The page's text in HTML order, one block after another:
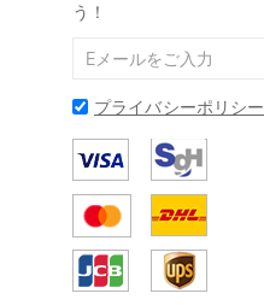
う！
プライバシーポリシー